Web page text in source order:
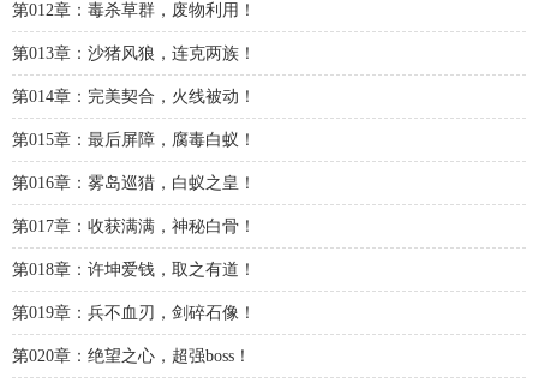
第012章：毒杀草群，废物利用！
第013章：沙猪风狼，连克两族！
第014章：完美契合，火线被动！
第015章：最后屏障，腐毒白蚁！
第016章：雾岛巡猎，白蚁之皇！
第017章：收获满满，神秘白骨！
第018章：许坤爱钱，取之有道！
第019章：兵不血刃，剑碎石像！
第020章：绝望之心，超强boss！